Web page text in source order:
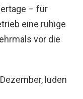
– für
eine ruhige
vor die
luden